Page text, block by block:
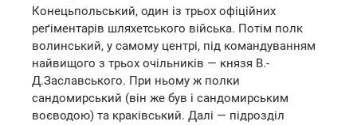
Конецьпольський, один із трьох офіційних
реґіментарів шляхетського війська. Потім полк
волинський, у самому центрі, під командуванням
найвищого з трьох очільників — князя В.-
Д.Заславського. При ньому ж полки
сандомирський (він же був і сандомирським
воєводою) та краківський. Далі — підрозділ